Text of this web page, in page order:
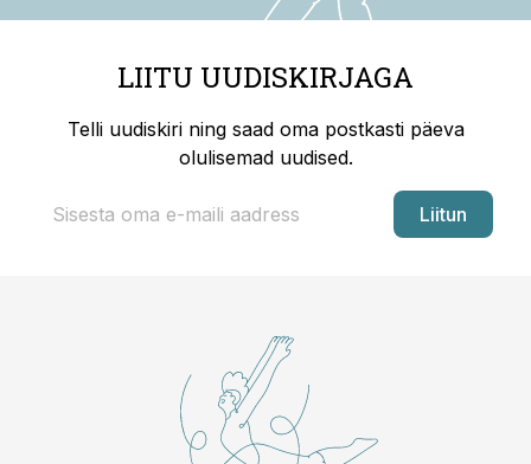
LIITU UUDISKIRJAGA
Telli uudiskiri ning saad oma postkasti päeva
olulisemad uudised.
Liitun